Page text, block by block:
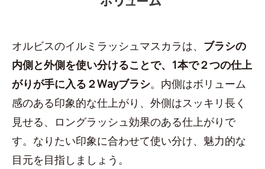
オルビスのイルミラッシュマスカラは、 ブラシの
内側と外側を使い分けることで、1本で２つの仕上
がりが手に入る２Wayブラシ。内側はボリューム
感のある印象的な仕上がり、外側はスッキリ長く
見せる、ロングラッシュ効果のある仕上がりで
す。なりたい印象に合わせて使い分け、魅力的な
目元を目指しましょう。